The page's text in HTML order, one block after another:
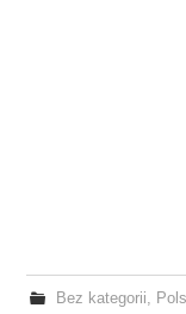
Bez kategorii,